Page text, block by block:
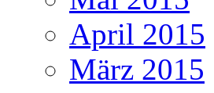
April 2015
März 2015